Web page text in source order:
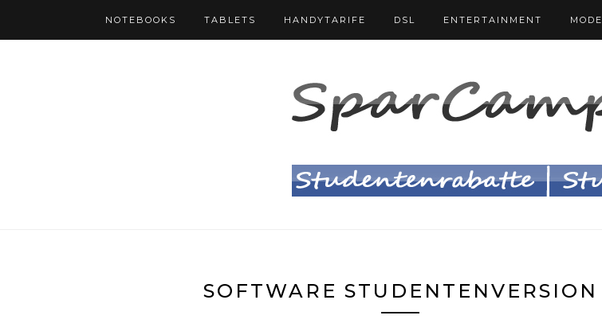
NOTEBOOKS TABLETS HANDYTARIFE DSL ENTERTAINMENT MODE
SOFTWARE STUDENTENVERSION